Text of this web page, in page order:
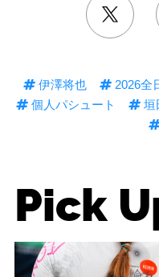
伊澤将也 2026全
個人パシュート
垣
Pick